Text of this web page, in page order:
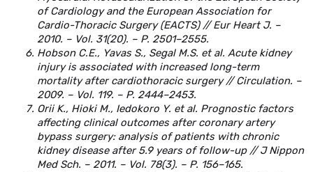
of Cardiology and the European Association for
Cardio-Thoracic Surgery (EACTS) // Eur Heart J. –
2010. – Vol. 31(20). – P. 2501–2555.
Hobson C.E., Yavas S., Segal M.S. et al. Acute kidney
injury is associated with increased long-term
mortality after cardiothoracic surgery // Circulation. –
2009. – Vol. 119. – P. 2444–2453.
Orii K., Hioki M., Iedokoro Y. et al. Prognostic factors
affecting clinical outcomes after coronary artery
bypass surgery: analysis of patients with chronic
kidney disease after 5.9 years of follow-up // J Nippon
Med Sch. – 2011. – Vol. 78(3). – P. 156–165.